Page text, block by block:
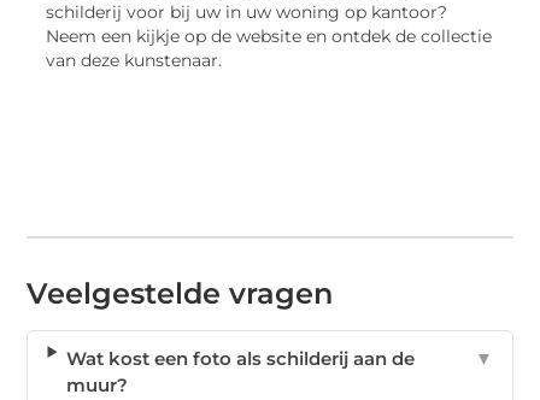
schilderij voor bij uw in uw woning op kantoor?
Neem een kijkje op de website en ontdek de collectie
van deze kunstenaar.
Veelgestelde vragen
Wat kost een foto als schilderij aan de
muur?
▼